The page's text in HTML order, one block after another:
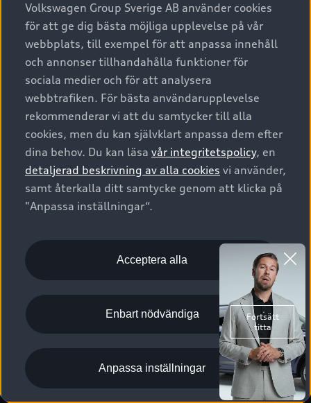
A6 modellerna
SUV
Avant
Audi Sport
Privatleasing
Nya bilar i lager
Begagnade bilar i lager
Audi approved :plus - så gott som nya
Finansiering
Audi exclusive
Provkörning
Service & tillbehör
Audi digital services
Originaltillbehör - köp online
Garantier
Försäkring
Digitala manualer för din Audi
Audi Collection – livsstilsartiklar
Vanliga frågor
2G/3G nätet stängs ned - Hur påverkas min bil av detta?
Tjänstebil
Tjänstebil
Business lease online
Företagsleasing
Om Audi Sverige
Kontakta oss
Audi Återförsäljare/-serviceverkstad
myAudi
Pressmeddelanden
Nyhetsbrev
Vårt hållbarhetsarbete
Lediga tjänster huvudkontor
Lediga tjänster hos Audi Återförsäljare
Kommentar till mediauppgifter om dataläcka
© 2026 AUDI SVERIGE. All Rights Reserved.
Utgivare Juridiskt
Juridiskt Audi AG
Juridiskt Audi Digital Giveaway
Anpassa inställningar för cookies
Visselblåsarkanaler
Volkswagen Group Sverige AB använder cookies
för att ge dig bästa möjliga upplevelse på vår
webbplats, till exempel för att anpassa innehåll
och annonser tillhandahålla funktioner för
sociala medier och för att analysera
webbtrafiken. För bästa användarupplevelse
rekommenderar vi att du samtycker till alla
cookies, men du kan självklart anpassa dem efter
dina behov. Du kan läsa vår integritetspolicy, en
detaljerad beskrivning av alla cookies vi använder,
samt återkalla ditt samtycke genom att klicka på
"Anpassa inställningar“.
Acceptera alla
Enbart nödvändiga
Anpassa inställningar